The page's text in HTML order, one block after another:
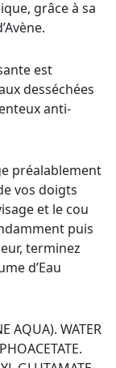
grâce à sa
est
desséchées
anti-
préalablement
vos doigts
et le cou
puis
terminez
d’Eau
AQUA). WATER